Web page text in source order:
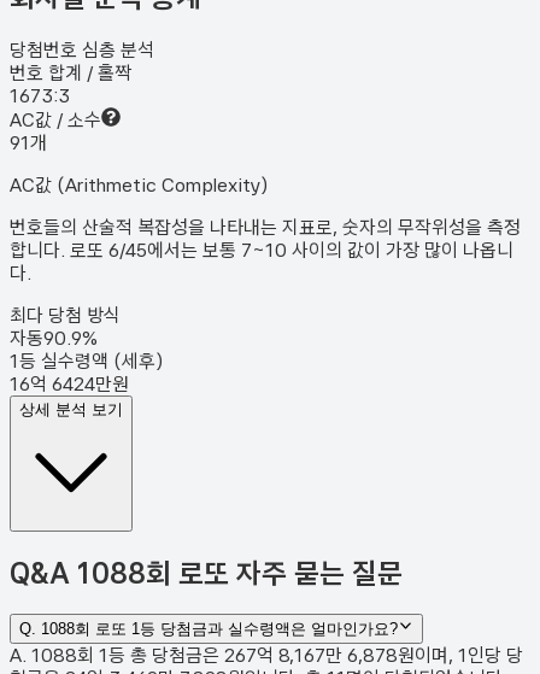
당첨번호 심층 분석
번호 합계 / 홀짝
1673:3
AC값 / 소수
91개
AC값 (Arithmetic Complexity)
번호들의 산술적 복잡성을 나타내는 지표로, 숫자의 무작위성을 측정
합니다. 로또 6/45에서는 보통 7~10 사이의 값이 가장 많이 나옵니
다.
최다 당첨 방식
자동90.9%
1등 실수령액 (세후)
16억 6424만원
상세 분석 보기
Q&A 1088회 로또 자주 묻는 질문
Q. 1088회 로또 1등 당첨금과 실수령액은 얼마인가요?
A. 1088회 1등 총 당첨금은 267억 8,167만 6,878원이며, 1인당 당